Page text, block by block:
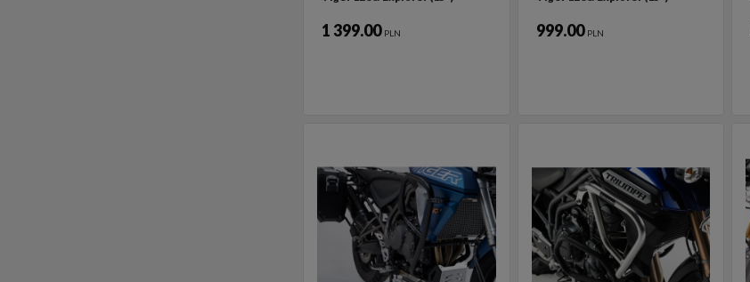
1 399.00 PLN 999.00 PLN